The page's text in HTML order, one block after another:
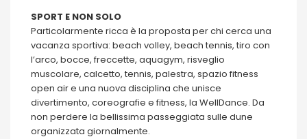
SPORT E NON SOLO
Particolarmente ricca è la proposta per chi cerca una
vacanza sportiva: beach volley, beach tennis, tiro con
l’arco, bocce, freccette, aquagym, risveglio
muscolare, calcetto, tennis, palestra, spazio fitness
open air e una nuova disciplina che unisce
divertimento, coreografie e fitness, la WellDance. Da
non perdere la bellissima passeggiata sulle dune
organizzata giornalmente.